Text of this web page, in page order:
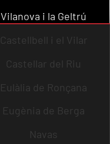
Vilanova i la Geltrú
Castellbell i el Vilar
Castellar del Riu
Eulàlia de Ronçana
Eugènia de Berga
Navas